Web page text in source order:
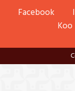
Facebook
Koo